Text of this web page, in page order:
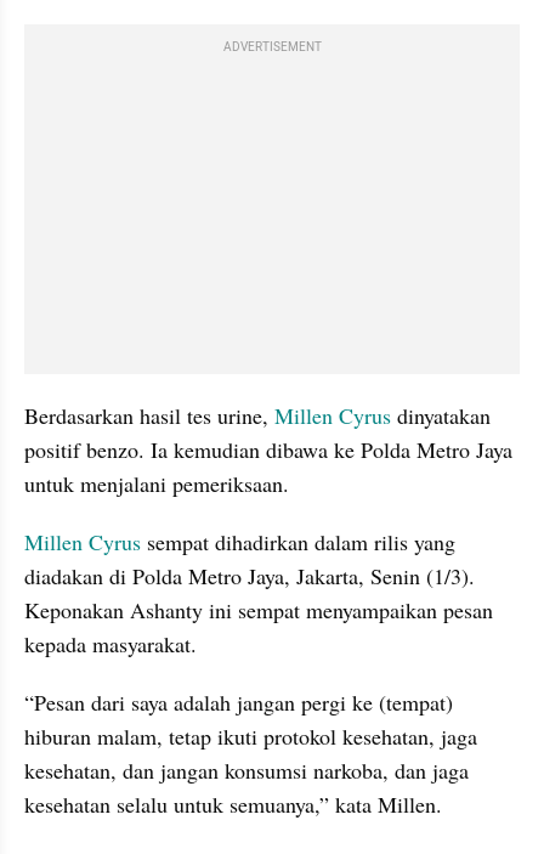
ADVERTISEMENT
Berdasarkan hasil tes urine, Millen Cyrus dinyatakan
positif benzo. Ia kemudian dibawa ke Polda Metro Jaya
untuk menjalani pemeriksaan.
Millen Cyrus sempat dihadirkan dalam rilis yang
diadakan di Polda Metro Jaya, Jakarta, Senin (1/3).
Keponakan Ashanty ini sempat menyampaikan pesan
kepada masyarakat.
“Pesan dari saya adalah jangan pergi ke (tempat)
hiburan malam, tetap ikuti protokol kesehatan, jaga
kesehatan, dan jangan konsumsi narkoba, dan jaga
kesehatan selalu untuk semuanya,” kata Millen.